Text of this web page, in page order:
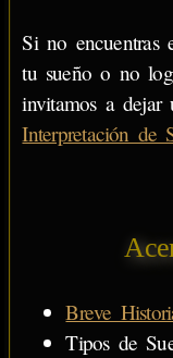
Si no encuentras
tu sueño o no
invitamos a
Interpretación de
Breve
Tipos de